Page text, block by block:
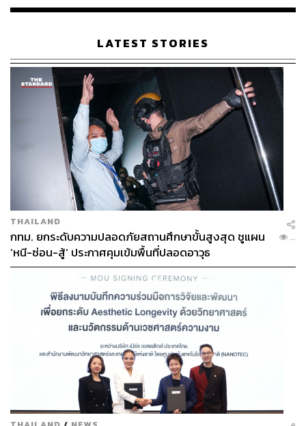
เรือนไทยที่ถูกซุกไว้
LATEST STORIES
THAILAND
กทม. ยกระดับความปลอดภัยสถานศึกษาขั้นสูงสุด ชูแผน
‘หนี-ซ่อน-สู้’ ประกาศคุมเข้มพื้นที่ปลอดอาวุธ
...